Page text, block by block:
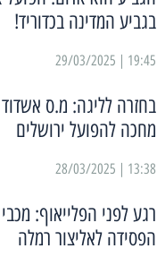
בגביע המדינה בכדוריד!
19:45 | 29/03/2025
בחזרה לליגה: מ.ס
מחכה להפועל ירושלים
13:38 | 28/03/2025
רגע לפני הפלייאוף:
הפסידה לאליצור רמלה